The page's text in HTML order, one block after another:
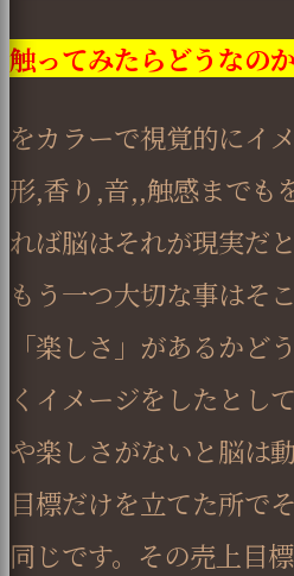
触ってみたらどうなの
をカラーで視覚的にイ
形,香り,音,,触感までも
れば脳はそれが現実だ
もう一つ大切な事はそ
「楽しさ」があるかど
くイメージをしたとし
や楽しさがないと脳は
目標だけを立てた所で
同じです。その売上目